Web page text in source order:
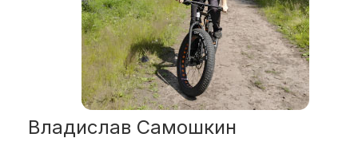
Владислав Самошкин